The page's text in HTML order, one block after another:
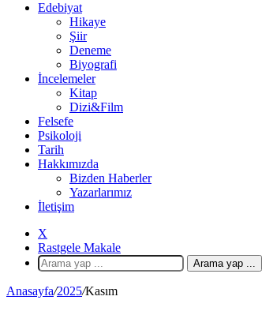
Edebiyat
Hikaye
Şiir
Deneme
Biyografi
İncelemeler
Kitap
Dizi&Film
Felsefe
Psikoloji
Tarih
Hakkımızda
Bizden Haberler
Yazarlarımız
İletişim
X
Rastgele Makale
Arama yap ...
Anasayfa/2025/Kasım